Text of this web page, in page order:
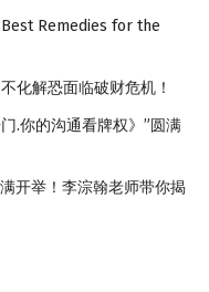
Best Remedies for the
化解恐面临破财危机！
.你的沟通看牌权》”圆满
开举！李淙翰老师带你揭